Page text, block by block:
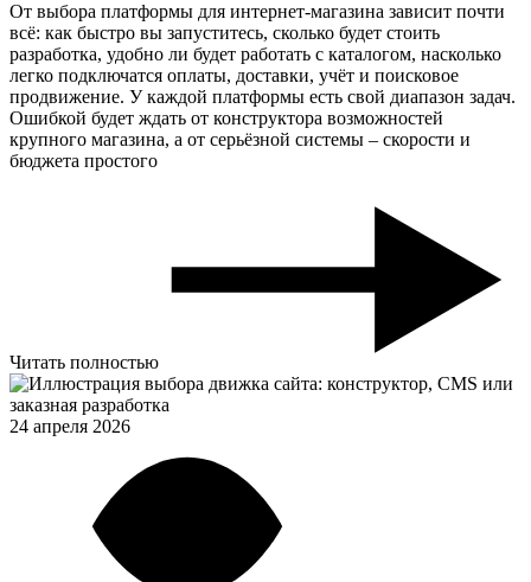
От выбора платформы для интернет-магазина зависит почти
всё: как быстро вы запуститесь, сколько будет стоить
разработка, удобно ли будет работать с каталогом, насколько
легко подключатся оплаты, доставки, учёт и поисковое
продвижение. У каждой платформы есть свой диапазон задач.
Ошибкой будет ждать от конструктора возможностей
крупного магазина, а от серьёзной системы – скорости и
бюджета простого
Читать полностью
24 апреля 2026